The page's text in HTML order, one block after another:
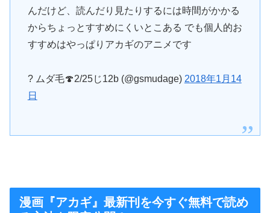
んだけど、読んだり見たりするには時間がかかる
からちょっとすすめにくいとこある でも個人的お
すすめはやっぱりアカギのアニメです
? ムダ毛🍄2/25じ12b (@gsmudage) 2018年1月14
日
漫画『アカギ』最新刊を今すぐ無料で読め